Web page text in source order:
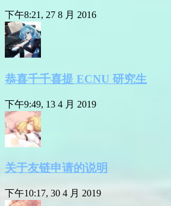
下午8:21, 27 8 月 2016
恭喜千千喜提 ECNU 研究生
下午9:49, 13 4 月 2019
关于友链申请的说明
下午10:17, 30 4 月 2019